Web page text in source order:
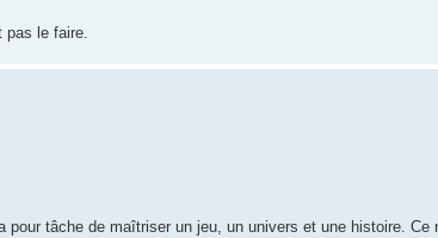
le faire.
tâche de maîtriser un jeu, un univers et une histoire. Ce